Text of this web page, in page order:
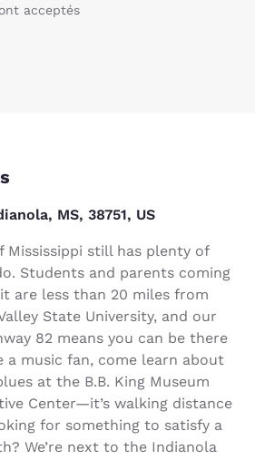
acceptés
MS, 38751, US
Mississippi still has plenty of
Students and parents coming
are less than 20 miles from
State University, and our
82 means you can be there
a music fan, come learn about
at the B.B. King Museum
Center—it’s walking distance
for something to satisfy a
We’re next to the Indianola